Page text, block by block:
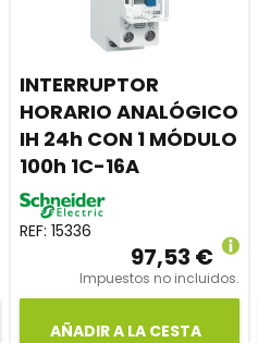
INTERRUPTOR
HORARIO ANALÓGICO
IH 24h CON 1 MÓDULO
100h 1C-16A
REF: 15336
97,53 €
Impuestos no incluidos.
AÑADIR A LA CESTA